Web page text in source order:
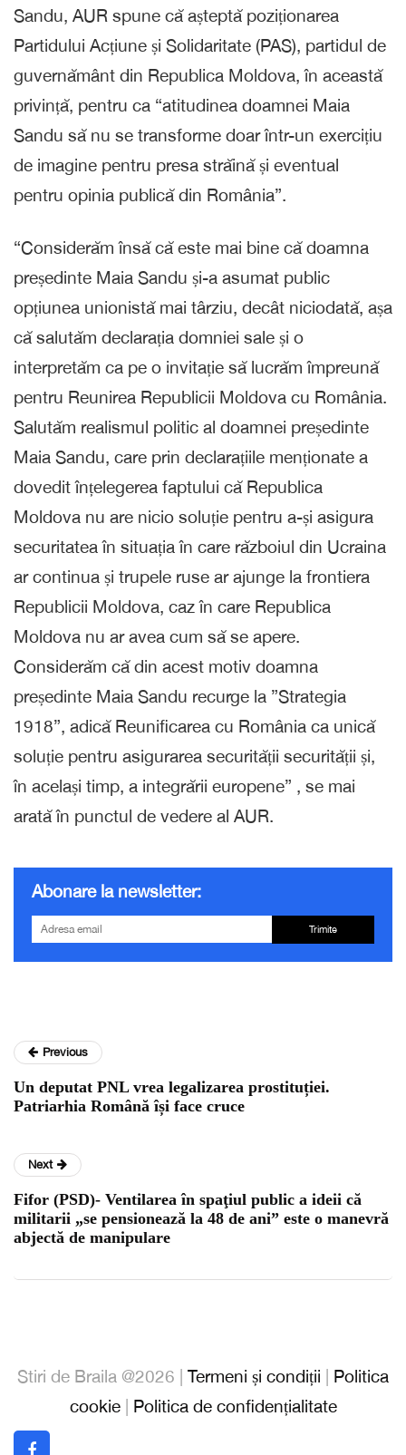
Sandu, AUR spune că așteptă poziționarea
Partidului Acțiune și Solidaritate (PAS), partidul de
guvernământ din Republica Moldova, în această
privință, pentru ca “atitudinea doamnei Maia
Sandu să nu se transforme doar într-un exercițiu
de imagine pentru presa străină și eventual
pentru opinia publică din România”.
“Considerăm însă că este mai bine că doamna
președinte Maia Sandu și-a asumat public
opțiunea unionistă mai târziu, decât niciodată, așa
că salutăm declarația domniei sale și o
interpretăm ca pe o invitație să lucrăm împreună
pentru Reunirea Republicii Moldova cu România.
Salutăm realismul politic al doamnei președinte
Maia Sandu, care prin declarațiile menționate a
dovedit înțelegerea faptului că Republica
Moldova nu are nicio soluție pentru a-și asigura
securitatea în situația în care războiul din Ucraina
ar continua și trupele ruse ar ajunge la frontiera
Republicii Moldova, caz în care Republica
Moldova nu ar avea cum să se apere.
Considerăm că din acest motiv doamna
președinte Maia Sandu recurge la ”Strategia
1918”, adică Reunificarea cu România ca unică
soluție pentru asigurarea securității securității și,
în același timp, a integrării europene” , se mai
arată în punctul de vedere al AUR.
Abonare la newsletter:
Trimite
Previous
Un deputat PNL vrea legalizarea prostituției.
Patriarhia Română își face cruce
Next
Fifor (PSD)- Ventilarea în spaţiul public a ideii că
militarii „se pensionează la 48 de ani” este o manevră
abjectă de manipulare
Stiri de Braila @2026 | Termeni și condiții
Politica
cookie| Politica de confidențialitate